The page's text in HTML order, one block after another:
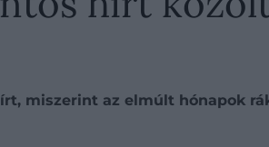
miszerint az elmúlt hónapok